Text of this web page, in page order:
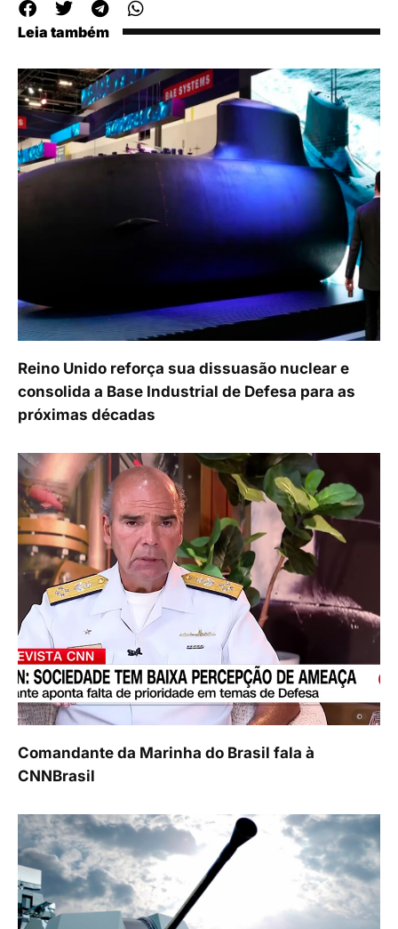
Leia também
Reino Unido reforça sua dissuasão nuclear e
consolida a Base Industrial de Defesa para as
próximas décadas
Comandante da Marinha do Brasil fala à
CNNBrasil